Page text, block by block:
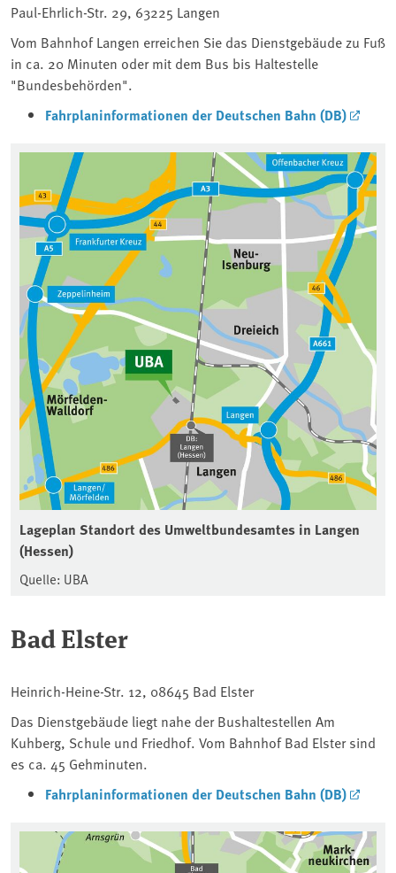
Paul-Ehrlich-Str. 29, 63225 Langen
Vom Bahnhof Langen erreichen Sie das Dienstgebäude zu Fuß
in ca. 20 Minuten oder mit dem Bus bis Haltestelle
"Bundesbehörden".
Fahrplaninformationen der Deutschen Bahn (DB)
Lageplan Standort des Umweltbundesamtes in Langen
(Hessen)
Quelle: UBA
Bad Elster
Heinrich-Heine-Str. 12, 08645 Bad Elster
Das Dienstgebäude liegt nahe der Bushaltestellen Am
Kuhberg, Schule und Friedhof. Vom Bahnhof Bad Elster sind
es ca. 45 Gehminuten.
Fahrplaninformationen der Deutschen Bahn (DB)